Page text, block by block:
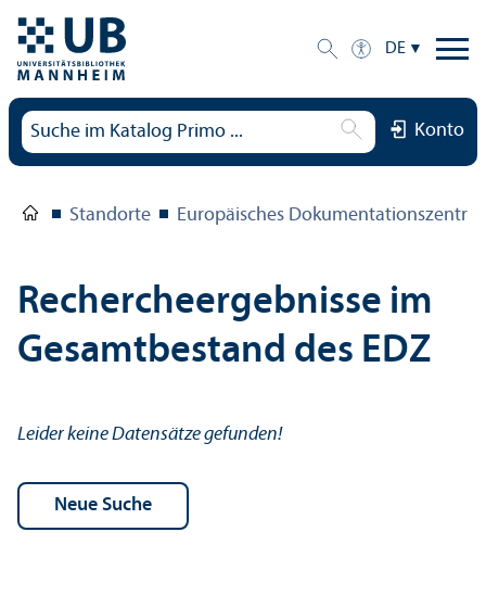
DE
Konto
Standorte Europäisches
Rechercheergebnisse im
Gesamtbestand des EDZ
Leider keine Datensätze gefunden!